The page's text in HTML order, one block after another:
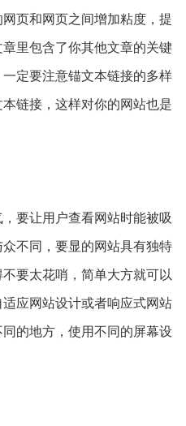
页和网页之间增加粘度，提
里包含了你其他文章的关键
定要注意锚文本链接的多样
链接，这样对你的网站也是
要让用户查看网站时能被吸
不同，要显的网站具有独特
要太花哨，简单大方就可以
应网站设计或者响应式网站
的地方，使用不同的屏幕设